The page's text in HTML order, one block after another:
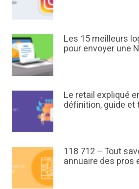
Les 15 meilleurs
pour envoyer une
Le retail expliqué
définition, guide et
118 712 – Tout
annuaire des pros